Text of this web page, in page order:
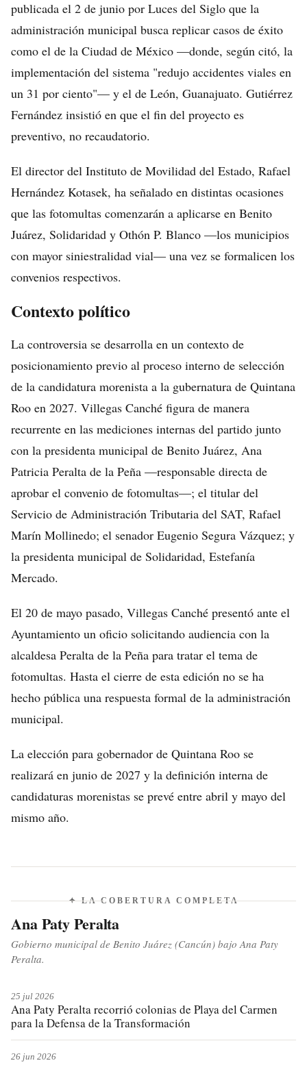
publicada el 2 de junio por Luces del Siglo que la
administración municipal busca replicar casos de éxito
como el de la Ciudad de México —donde, según citó, la
implementación del sistema "redujo accidentes viales en
un 31 por ciento"— y el de León, Guanajuato. Gutiérrez
Fernández insistió en que el fin del proyecto es
preventivo, no recaudatorio.
El director del Instituto de Movilidad del Estado, Rafael
Hernández Kotasek, ha señalado en distintas ocasiones
que las fotomultas comenzarán a aplicarse en Benito
Juárez, Solidaridad y Othón P. Blanco —los municipios
con mayor siniestralidad vial— una vez se formalicen los
convenios respectivos.
Contexto político
La controversia se desarrolla en un contexto de
posicionamiento previo al proceso interno de selección
de la candidatura morenista a la gubernatura de Quintana
Roo en 2027. Villegas Canché figura de manera
recurrente en las mediciones internas del partido junto
con la presidenta municipal de Benito Juárez, Ana
Patricia Peralta de la Peña —responsable directa de
aprobar el convenio de fotomultas—; el titular del
Servicio de Administración Tributaria del SAT, Rafael
Marín Mollinedo; el senador Eugenio Segura Vázquez; y
la presidenta municipal de Solidaridad, Estefanía
Mercado.
El 20 de mayo pasado, Villegas Canché presentó ante el
Ayuntamiento un oficio solicitando audiencia con la
alcaldesa Peralta de la Peña para tratar el tema de
fotomultas. Hasta el cierre de esta edición no se ha
hecho pública una respuesta formal de la administración
municipal.
La elección para gobernador de Quintana Roo se
realizará en junio de 2027 y la definición interna de
candidaturas morenistas se prevé entre abril y mayo del
mismo año.
✦ LA COBERTURA COMPLETA
Ana Paty Peralta
Gobierno municipal de Benito Juárez (Cancún) bajo Ana Paty
Peralta.
25 jul 2026
Ana Paty Peralta recorrió colonias de Playa del Carmen
para la Defensa de la Transformación
26 jun 2026